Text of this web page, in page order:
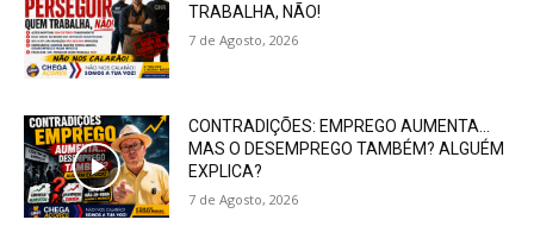
TRABALHA, NÃO!
7 de Agosto, 2026
CONTRADIÇÕES: EMPREGO AUMENTA…
MAS O DESEMPREGO TAMBÉM? ALGUÉM
EXPLICA?
7 de Agosto, 2026